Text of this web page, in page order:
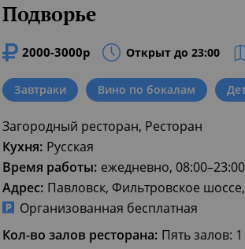
Подворье
2000-3000р Открыт до 23:00
Завтраки Вино по бокалам
Загородный ресторан, Ресторан
Кухня: Русская
Время работы: ежедневно, 08:00–23:00
Адрес: Павловск, Фильтровское
Организованная бесплатная
Кол-во залов ресторана: Пять залов: